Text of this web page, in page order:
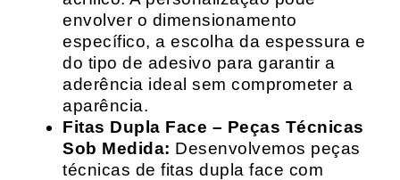
envolver o dimensionamento
específico, a escolha da espessura e
do tipo de adesivo para garantir a
aderência ideal sem comprometer a
aparência.
Fitas Dupla Face – Peças Técnicas
Sob Medida: Desenvolvemos peças
técnicas de fitas dupla face com